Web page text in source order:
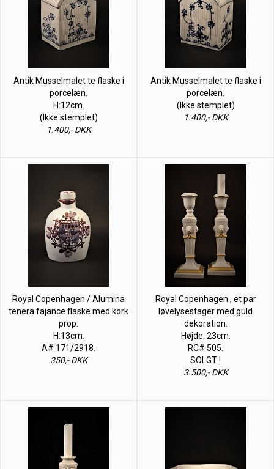
Antik Musselmalet te flaske i
porcelæn.
H:12cm.
(Ikke stemplet)
1.400,- DKK
Antik Musselmalet te flaske i
porcelæn.
(Ikke stemplet)
1.400,- DKK
Royal Copenhagen / Alumina
tenera fajance flaske med kork
prop.
H:13cm.
A# 171/2918.
350,- DKK
Royal Copenhagen , et par
løvelysestager med guld
dekoration.
Højde: 23cm.
RC# 505.
SOLGT !
3.500,- DKK